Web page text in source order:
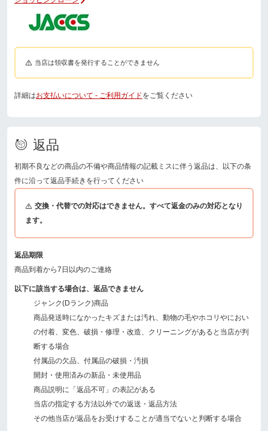
当店は領収書を発行することができません
詳細はお支払いについて - ご利用ガイドをご覧ください
返品
初期不良などの商品の不備や商品情報の記載ミスに伴う返品は、以下の条
件に沿って返品手続きを行ってください
交換・代替での対応はできません。すべて返金のみの対応となり
ます。
返品期限
商品到着から7日以内のご連絡
以下に該当する場合は、返品できません
ジャンク(Dランク)商品
商品発送時になかったキズまたは汚れ、動物の毛やホコリやにおい
の付着、変色、破損・修理・改造、クリーニングがあると当店が判
断する場合
付属品の欠品、付属品の破損・汚損
開封・使用済みの新品・未使用品
商品説明に「返品不可」の表記がある
当店の指定する方法以外での返送・返品方法
その他当店が返品をお受けすることが適当でないと判断する場合